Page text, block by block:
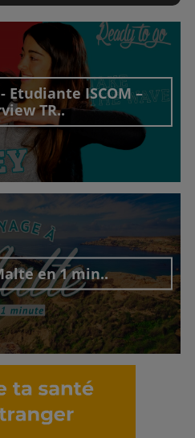
Etudiante ISCOM –
TR..
cet interview
en 1 min..
cet interview